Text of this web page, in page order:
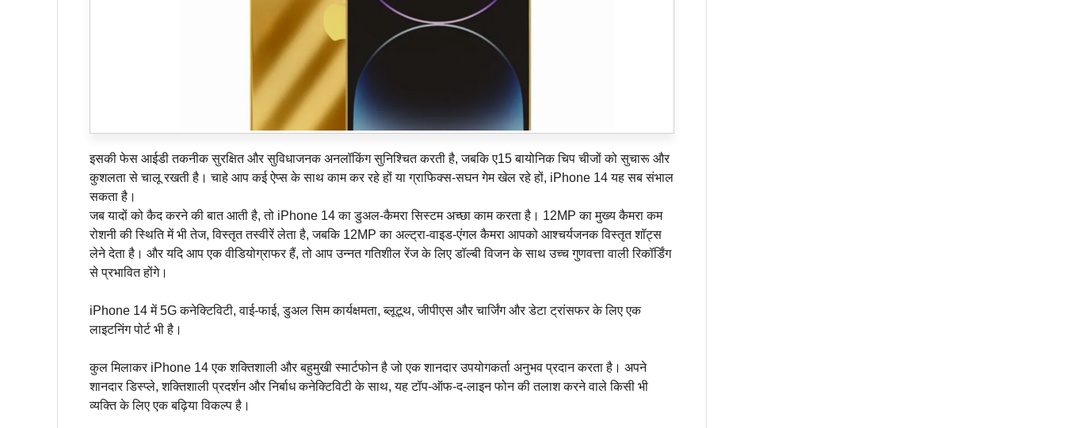
इसकी फेस आईडी तकनीक सुरक्षित और सुविधाजनक अनलॉकिंग सुनिश्चित करती है, जबकि ए15 बायोनिक चिप चीजों को सुचारू और
कुशलता से चालू रखती है। चाहे आप कई ऐप्स के साथ काम कर रहे हों या ग्राफिक्स-सघन गेम खेल रहे हों, iPhone 14 यह सब संभाल
सकता है।
जब यादों को कैद करने की बात आती है, तो iPhone 14 का डुअल-कैमरा सिस्टम अच्छा काम करता है। 12MP का मुख्य कैमरा कम
रोशनी की स्थिति में भी तेज, विस्तृत तस्वीरें लेता है, जबकि 12MP का अल्ट्रा-वाइड-एंगल कैमरा आपको आश्चर्यजनक विस्तृत शॉट्स
लेने देता है। और यदि आप एक वीडियोग्राफर हैं, तो आप उन्नत गतिशील रेंज के लिए डॉल्बी विजन के साथ उच्च गुणवत्ता वाली रिकॉर्डिंग
से प्रभावित होंगे।
iPhone 14 में 5G कनेक्टिविटी, वाई-फाई, डुअल सिम कार्यक्षमता, ब्लूटूथ, जीपीएस और चार्जिंग और डेटा ट्रांसफर के लिए एक
लाइटनिंग पोर्ट भी है।
कुल मिलाकर iPhone 14 एक शक्तिशाली और बहुमुखी स्मार्टफोन है जो एक शानदार उपयोगकर्ता अनुभव प्रदान करता है। अपने
शानदार डिस्प्ले, शक्तिशाली प्रदर्शन और निर्बाध कनेक्टिविटी के साथ, यह टॉप-ऑफ-द-लाइन फोन की तलाश करने वाले किसी भी
व्यक्ति के लिए एक बढ़िया विकल्प है।